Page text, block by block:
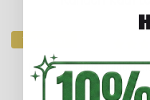
Top bewertet
H.O.C.K. Sparkle Outdoor